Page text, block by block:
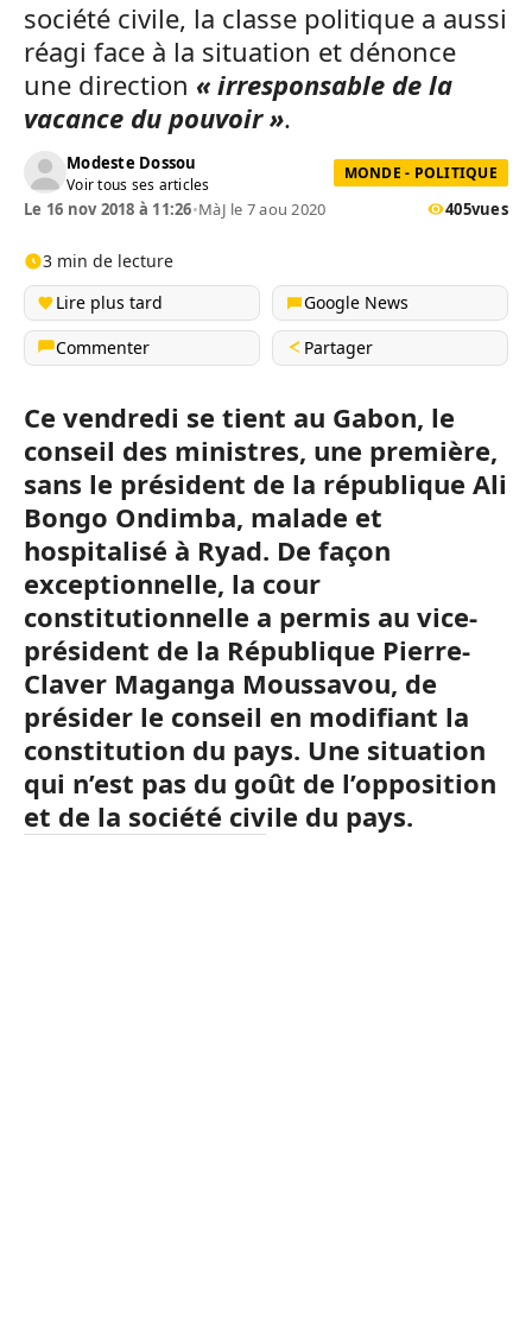
société civile, la classe politique a aussi
réagi face à la situation et dénonce
une direction « irresponsable de la
vacance du pouvoir ».
Modeste Dossou
Voir tous ses articles
MONDE - POLITIQUE
Le 16 nov 2018 à 11:26•MàJ le 7 aou 2020 405vues
3 min de lecture
Lire plus tard
Google News
Commenter
Partager
Ce vendredi se tient au Gabon, le
conseil des ministres, une première,
sans le président de la république Ali
Bongo Ondimba, malade et
hospitalisé à Ryad. De façon
exceptionnelle, la cour
constitutionnelle a permis au vice-
président de la République Pierre-
Claver Maganga Moussavou, de
présider le conseil en modifiant la
constitution du pays. Une situation
qui n’est pas du goût de l’opposition
et de la société civile du pays.